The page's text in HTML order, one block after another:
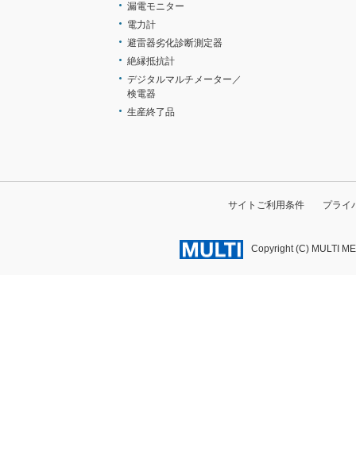
漏電モニター
電力計
避雷器劣化診断測定器
絶縁抵抗計
デジタルマルチメーター／
検電器
生産終了品
サイトご利用条件 プライ
Copyright (C) MULTI